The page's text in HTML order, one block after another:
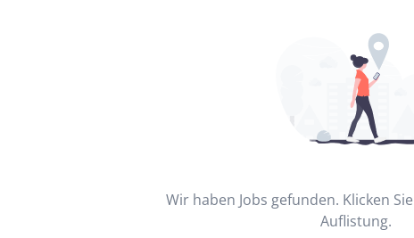
Wir haben Jobs gefunden. Klicken
Auflistung.